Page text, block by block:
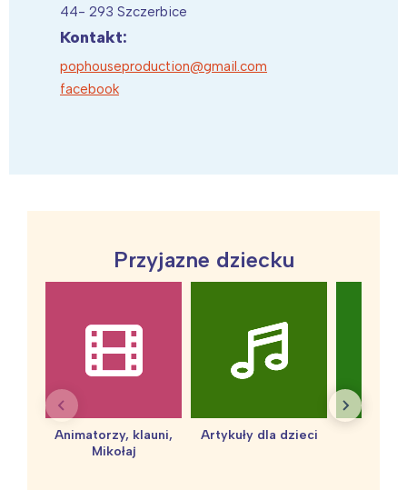
44- 293 Szczerbice
Kontakt:
pophouseproduction@gmail.com
facebook
Przyjazne dziecku
Animatorzy, klauni,
Mikołaj
Artykuły dla dzieci